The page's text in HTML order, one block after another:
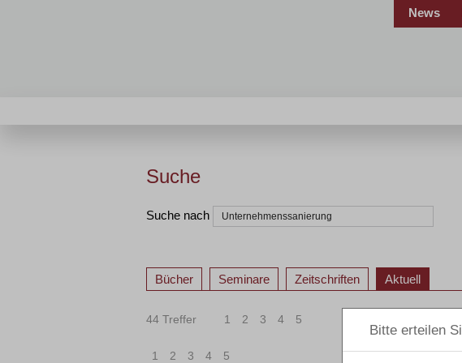
News
Suche
Suche nach
Bücher Seminare Zeitschriften Aktuell
44 Treffer 1 2 3 4 5
1 2 3 4 5